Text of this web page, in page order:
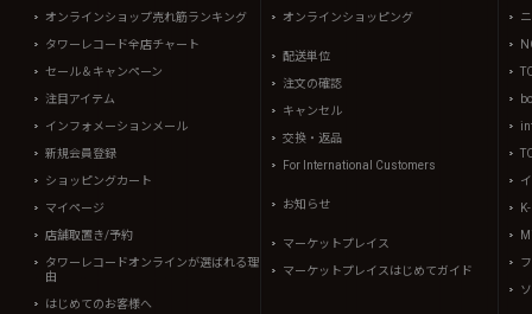
オンラインショップ売れ筋ランキング
タワーレコード全店チャート
セール＆キャンペーン
注目アイテム
インフォメーションメール
新規会員登録
ショッピングカート
マイページ
店舗取置き/予約
タワーレコードオンラインが選ばれる理
由
はじめてのお客様へ
オンラインショッピング
配送単位
注文の確認
キャンセル
交換・返品
For International Customers
お知らせ
マーケットプレイス
マーケットプレイスはじめてガイド